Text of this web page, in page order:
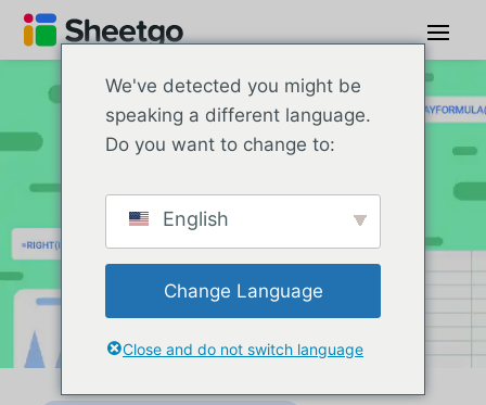
We've detected you might be
speaking a different language.
Do you want to change to:
English
Change Language
Close and do not switch language